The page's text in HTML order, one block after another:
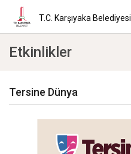
T.C. Karşıyaka Belediyesi
Etkinlikler
Tersine Dünya